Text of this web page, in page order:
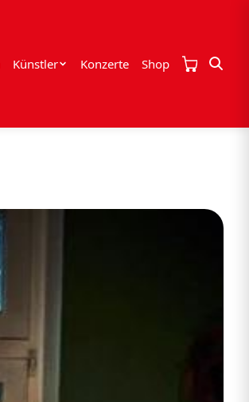
Künstler Konzerte Shop